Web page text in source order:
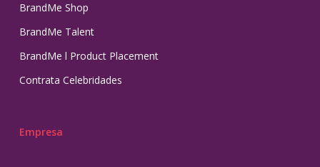
BrandMe Shop
BrandMe Talent
BrandMe l Product Placement
Contrata Celebridades
Empresa